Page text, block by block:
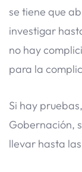
se tiene que
investigar
no hay
para la
Si hay
Gobernación,
llevar hasta